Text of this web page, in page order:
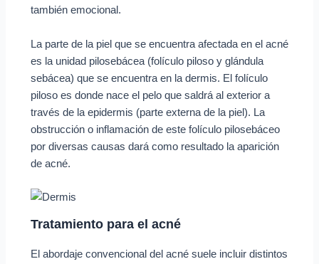
también emocional.
La parte de la piel que se encuentra afectada en el acné
es la unidad pilosebácea (folículo piloso y glándula
sebácea) que se encuentra en la dermis. El folículo
piloso es donde nace el pelo que saldrá al exterior a
través de la epidermis (parte externa de la piel). La
obstrucción o inflamación de este folículo pilosebáceo
por diversas causas dará como resultado la aparición
de acné.
Tratamiento para el acné
El abordaje convencional del acné suele incluir distintos